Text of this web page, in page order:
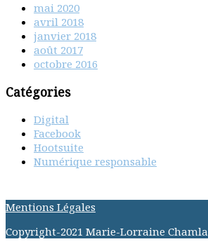
mai 2020
avril 2018
janvier 2018
août 2017
octobre 2016
Catégories
Digital
Facebook
Hootsuite
Numérique responsable
Mentions Légales
Copyright-2021 Marie-Lorraine Chamla